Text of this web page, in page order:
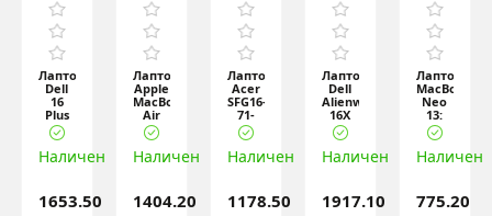
Лаптоп
Dell
16
Plus
DB16250,
Intel
Ultra
7 256V
Наличен
1653.50
Лаптоп
Apple
MacBook
Air
13.6:
Apple
M5
chip
Наличен
1404.20
Лаптоп
Acer
SFG16-
71-
74R0,
Intel
Core
i7-
(u
Наличен
1178.50
Лаптоп
Dell
Alienware
16X
Aurora
AC16251,
Intel
Co
Наличен
1917.10
Лаптоп
MacBook
Neo
13:
Apple
A18
Pro
chip
6-c
Наличен
775.20